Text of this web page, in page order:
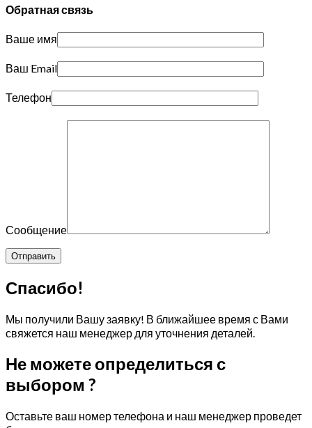
Обратная связь
Ваше имя
Ваш Email
Телефон
Сообщение
Спасибо!
Мы получили Вашу заявку! В ближайшее время с Вами
свяжется наш менеджер для уточнения деталей.
Не можете определиться с
выбором ?
Оставьте ваш номер телефона и наш менеджер проведет